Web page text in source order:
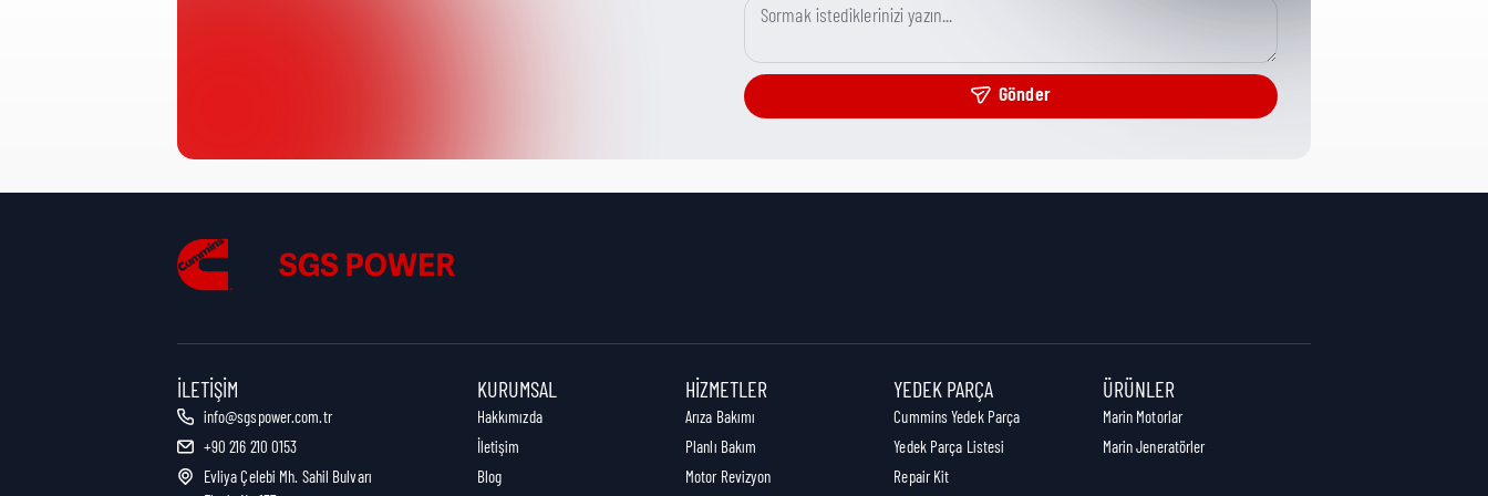
Tubes/Hosing
Nakliye Yüksekliği:
Nakliye Uzunluğu:
Nakliye Ağırlığı:
Gönder
İLETIŞIM
info@sgspower.com.tr
+90 216 210 0153
Evliya Çelebi Mh. Sahil Bulvarı
KURUMSAL
Hakkımızda
İletişim
Blog
HIZMETLER
Arıza Bakımı
Planlı Bakım
Motor Revizyon
YEDEK PARÇA
Cummins Yedek Parça
Yedek Parça Listesi
Repair Kit
ÜRÜNLER
Marin Motorlar
Marin Jeneratörler